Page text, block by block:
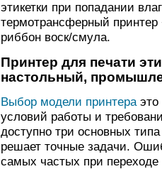
этикетки при попадании
термотрансферный принтер
риббон воск/смула.
Принтер для печати
настольный,
Выбор модели принтераэто
условий работы и
доступно три основных
решает точные задачи.
самых частых при